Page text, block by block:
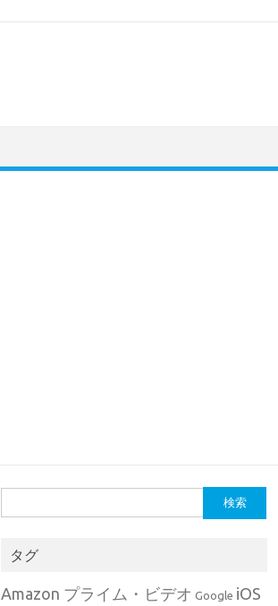
索:
タグ
Amazon プライム・ビデオ Google iOS